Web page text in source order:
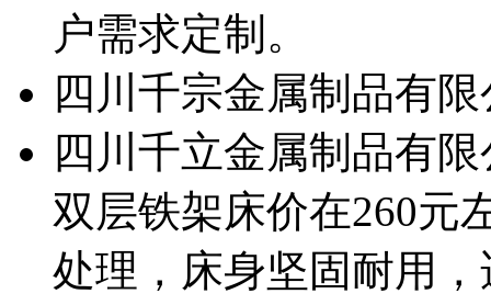
户需求定制。
四川千宗金属制品有
四川千立金属制品有
双层铁架床价在260元
处理，床身坚固耐用